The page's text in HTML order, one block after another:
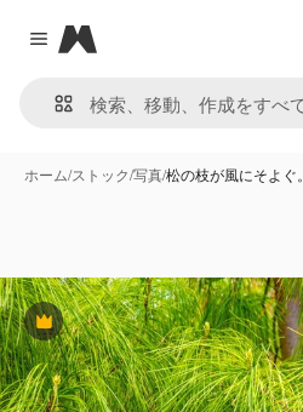
Close menu
Magnific
ホーム/ストック/写真/松の枝が風にそよぐ。
Premium